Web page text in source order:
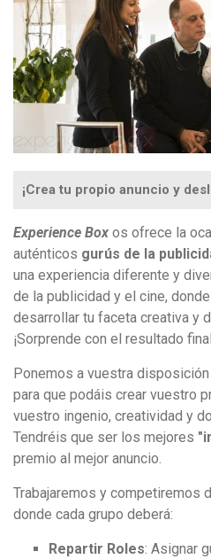
¡Crea tu propio anuncio y
Experience Box os ofrece la
auténticos gurús de la
una experiencia diferente y
de la publicidad y el cine,
desarrollar tu faceta creativa y
¡Sorprende con el resultado
Ponemos a vuestra
para que podáis crear vuestro
vuestro ingenio, creatividad y
Tendréis que ser los mejores
premio al mejor anuncio.
Trabajaremos y competiremos
donde cada grupo deberá:
Repartir Roles: Asignar